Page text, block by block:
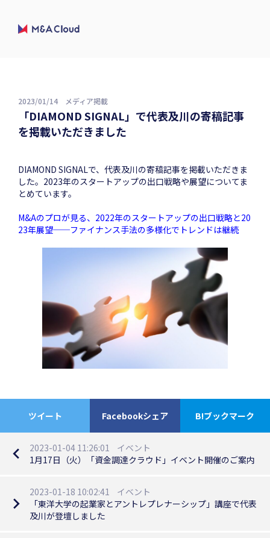
2023/01/14 メディア掲載
「DIAMOND SIGNAL」で代表及川の寄稿記事
を掲載いただきました
DIAMOND SIGNALで、代表及川の寄稿記事を掲載いただきま
した。2023年のスタートアップの出口戦略や展望についてま
とめています。
M&Aのプロが見る、2022年のスタートアップの出口戦略と20
23年展望──ファイナンス手法の多様化でトレンドは継続
ツイート Facebookシェア B!ブックマーク
navigate_before 2023-01-04 11:26:01
イベント
1月17日（火）「資金調達クラウド」イベント開催のご案内
navigate_next
2023-01-18 10:02:41
イベント
「東洋大学の起業家とアントレプレナーシップ」講座で代表
及川が登壇しました